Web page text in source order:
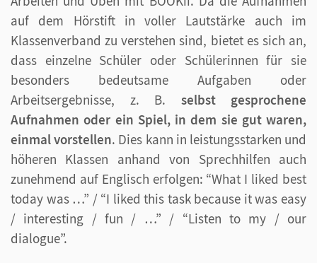
auf dem Hörstift in voller Lautstärke auch im
Klassenverband zu verstehen sind, bietet es sich an,
dass einzelne Schüler oder Schülerinnen für sie
besonders bedeutsame Aufgaben oder
Arbeitsergebnisse, z. B. selbst gesprochene
Aufnahmen oder ein Spiel, in dem sie gut waren,
einmal vorstellen. Dies kann in leistungsstarken und
höheren Klassen anhand von Sprechhilfen auch
zunehmend auf Englisch erfolgen: “What I liked best
today was …” / “I liked this task because it was easy
/ interesting / fun / …” / “Listen to my / our
dialogue”.